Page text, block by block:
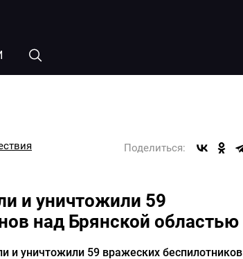
Поделиться:
и уничтожили 59
над Брянской областью
и уничтожили 59 вражеских беспилотников